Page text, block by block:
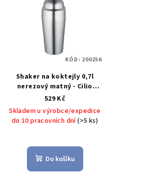
Shaker na koktejly 0,7l
nerezový matný - Cilio
Barmanský shaker 0,7l
matný - Cilio
529 Kč
Skladem u výrobce/expedice
do 10 pracovních dní(>5 ks)
Do košíku
KÓD: 200256